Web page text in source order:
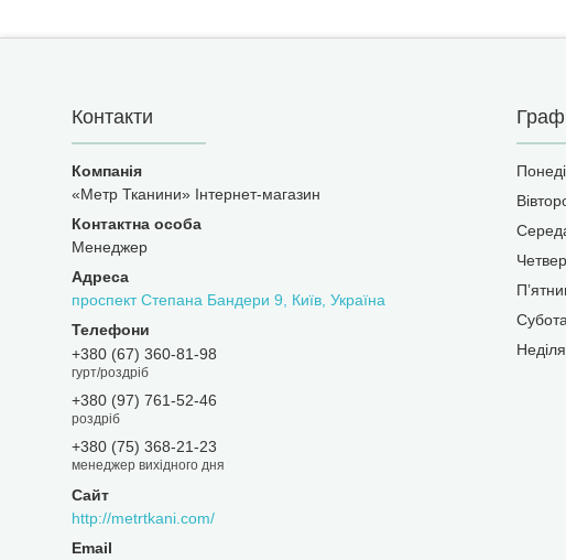
Контакти
«Метр Тканини» Інтернет-магазин
Менеджер
проспект Степана Бандери 9, Київ, Україна
+380 (67) 360-81-98
гурт/роздріб
+380 (97) 761-52-46
роздріб
+380 (75) 368-21-23
менеджер вихідного дня
http://metrtkani.com/
Четвер
Неділя